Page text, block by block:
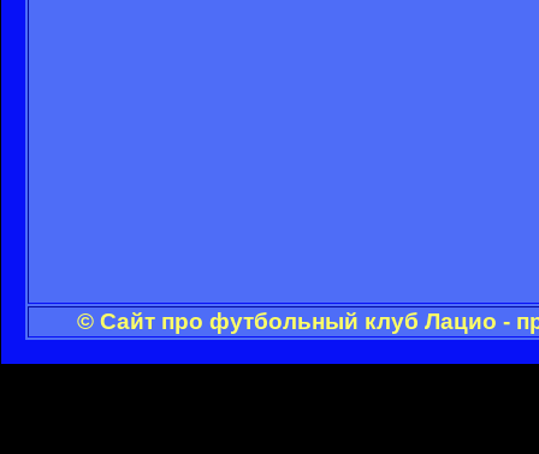
© Сайт про футбольный клуб Лацио -